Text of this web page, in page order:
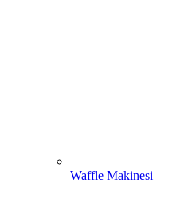
Waffle Makinesi